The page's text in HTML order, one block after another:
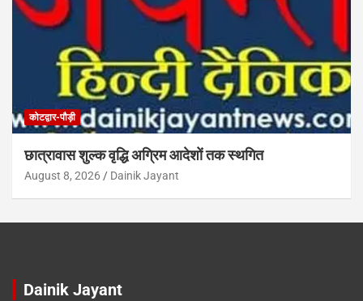
कोटद्वार-पौड़ी
छात्रावास शुल्क वृद्धि अग्रिम आदेशों तक स्थगित
August 8, 2026 Dainik Jayant
Dainik Jayant